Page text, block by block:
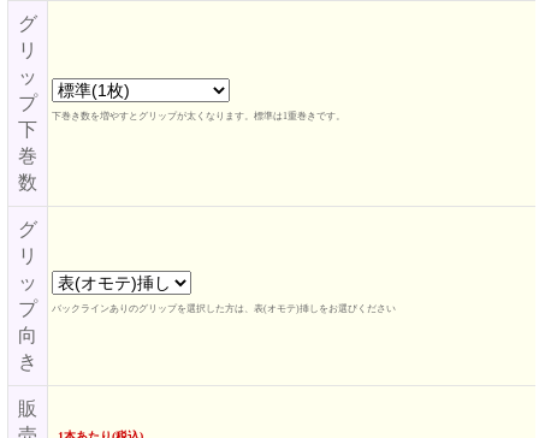
グ
リ
ッ
プ
下
巻
数
下巻き数を増やすとグリップが太くなります。標準は1重巻きです。
グ
リ
ッ
プ
向
き
バックラインありのグリップを選択した方は、表(オモテ)挿しをお選びください
販